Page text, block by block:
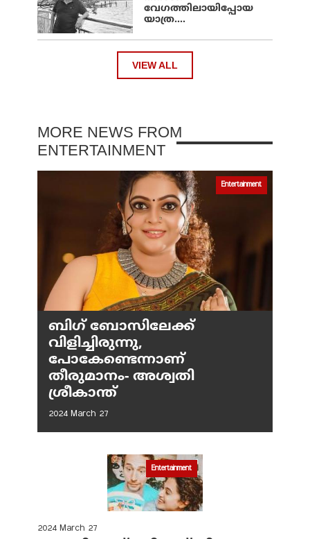
വേഗത്തിലായിപ്പോയ
യാത്ര....
VIEW ALL
MORE NEWS FROM
ENTERTAINMENT
Entertainment
ബിഗ് ബോസിലേക്ക്
വിളിച്ചിരുന്നു,
പോകേണ്ടെന്നാണ്
തീരുമാനം- അശ്വതി
ശ്രീകാന്ത്
2024 March 27
Entertainment
2024 March 27